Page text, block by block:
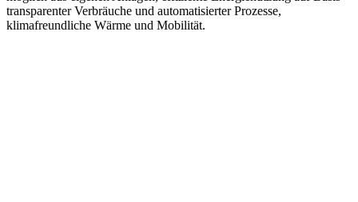
transparenter Verbräuche und automatisierter Prozesse,
klimafreundliche Wärme und Mobilität.